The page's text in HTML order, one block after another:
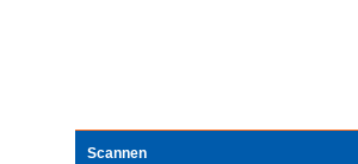
Scannen